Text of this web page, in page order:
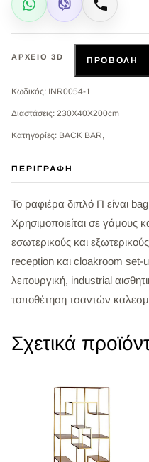
WhatsApp
Viber Κλήση
ΑΡΧΕΊΟ 3D ΠΡΟΒΟΛΉ
Κωδικός: INR0054-1
Διαστάσεις: 230Χ40Χ200cm
Κατηγορίες: BACK BAR,
ΠΕΡΙΓΡΑΦΉ
Το ραφιέρα διπλό Π είναι
Χρησιμοποιείται σε γάμους
εσωτερικούς και
reception και cloakroom set-
λειτουργική, industrial
τοποθέτηση τσαντών
Σχετικά